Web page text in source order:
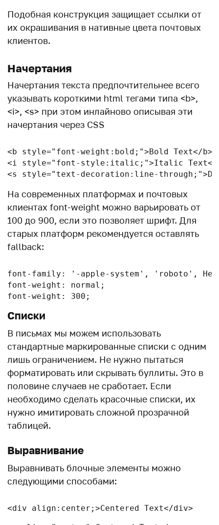
Подобная конструкция защищает ссылки от
их окрашивания в нативные цвета почтовых
клиентов.
Начертания
Начертания текста предпочтительнее всего
указывать короткими html тегами типа <b>,
<i>, <s> при этом инлайново описывая эти
начертания через CSS
<b style="font-weight:bold;">Bold Text</b>
<i style="font-style:italic;">Italic Text</
<s style="text-decoration:line-
На современных платформах и почтовых
клиентах font-weight можно варьировать от
100 до 900, если это позволяет шрифт. Для
старых платформ рекомендуется оставлять
fallback:
font-family: '-apple-system', 'roboto',
font-weight: normal;
font-weight: 300;
Списки
В письмах мы можем использовать
стандартные маркированные списки с одним
лишь ограничением. Не нужно пытаться
форматировать или скрывать буллиты. Это в
половине случаев не сработает. Если
необходимо сделать красочные списки, их
нужно имитировать сложной прозрачной
таблицей.
Выравнивание
Выравнивать блочные элементы можно
следующими способами:
<div align:center;>Centered Text</div>